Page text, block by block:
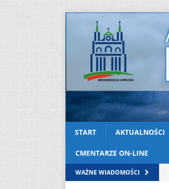
START AKTUALNOŚCI
CMENTARZE ON-LINE
WAŻNE WIADOMOŚCI